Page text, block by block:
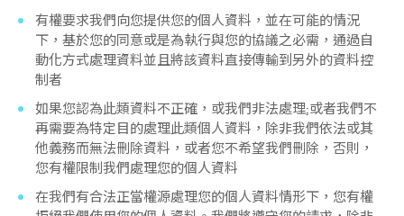
有權要求我們向您提供您的個人資料，並在可能的情況
下，基於您的同意或是為執行與您的協議之必需，通過自
動化方式處理資料並且將該資料直接傳輸到另外的資料控
制者
如果您認為此類資料不正確，或我們非法處理;或者我們不
再需要為特定目的處理此類個人資料，除非我們依法或其
他義務而無法刪除資料，或者您不希望我們刪除，否則，
您有權限制我們處理您的個人資料
在我們有合法正當權源處理您的個人資料情形下，您有權